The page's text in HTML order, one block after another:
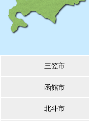
三笠市
函館市
北斗市